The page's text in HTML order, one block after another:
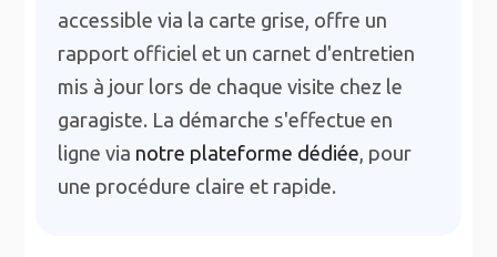
accessible via la carte grise, offre un
rapport officiel et un carnet d'entretien
mis à jour lors de chaque visite chez le
garagiste. La démarche s'effectue en
ligne via notre plateforme dédiée, pour
une procédure claire et rapide.